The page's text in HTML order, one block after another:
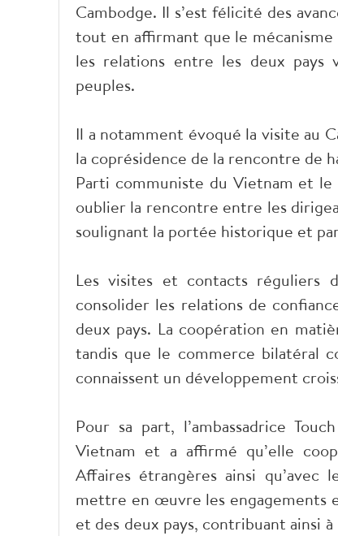
Cambodge. Il s’est félicité des
tout en affirmant que le
les relations entre les deux pays
peuples.
Il a notamment évoqué la visite au
la coprésidence de la rencontre de
Parti communiste du Vietnam et
oublier la rencontre entre les
soulignant la portée historique et
Les visites et contacts réguliers
consolider les relations de
deux pays. La coopération en
tandis que le commerce bilatéral
connaissent un développement
Pour sa part, l’ambassadrice
Vietnam et a affirmé qu’elle
Affaires étrangères ainsi
mettre en œuvre les engagements
et des deux pays, contribuant ainsi